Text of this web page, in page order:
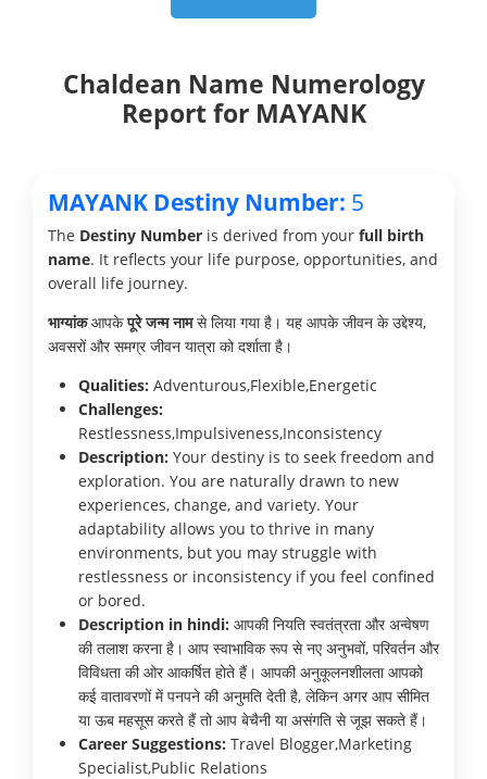
Chaldean Name Numerology
Report for MAYANK
MAYANK Destiny Number: 5
The Destiny Number is derived from your full birth
name. It reflects your life purpose, opportunities, and
overall life journey.
भाग्यांकआपकेपूरे जन्म नामसे लिया गया है। यह आपके जीवन के उद्देश्य,
अवसरों और समग्र जीवन यात्रा को दर्शाता है।
Qualities: Adventurous,Flexible,Energetic
Challenges:
Restlessness,Impulsiveness,Inconsistency
Description: Your destiny is to seek freedom and
exploration. You are naturally drawn to new
experiences, change, and variety. Your
adaptability allows you to thrive in many
environments, but you may struggle with
restlessness or inconsistency if you feel confined
or bored.
Description in hindi: आपकी नियति स्वतंत्रता और अन्वेषण
की तलाश करना है। आप स्वाभाविक रूप से नए अनुभवों, परिवर्तन और
विविधता की ओर आकर्षित होते हैं। आपकी अनुकूलनशीलता आपको
कई वातावरणों में पनपने की अनुमति देती है, लेकिन अगर आप सीमित
या ऊब महसूस करते हैं तो आप बेचैनी या असंगति से जूझ सकते हैं।
Career Suggestions: Travel Blogger,Marketing
Specialist,Public Relations